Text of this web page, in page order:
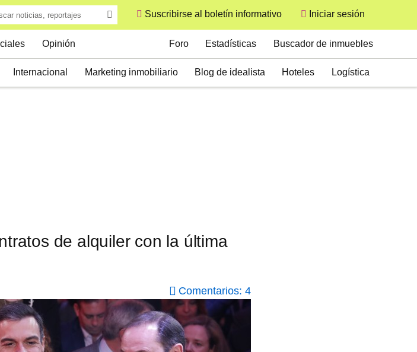
Suscribirse al boletín informativo
User
Iniciar sesión
Internacional Marketing inmobiliario Blog de idealista Hoteles Logística
Opinión Foro Estadísticas Buscador de inmuebles
de alquiler con la última
Comentarios: 4